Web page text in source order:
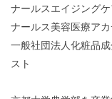
ナールスエイジング
ナールス美容医療ア
一般社団法人化粧品
スト